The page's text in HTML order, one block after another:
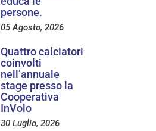
persone.
05 Agosto, 2026
Quattro calciatori
coinvolti
nell’annuale
stage presso la
Cooperativa
InVolo
30 Luglio, 2026